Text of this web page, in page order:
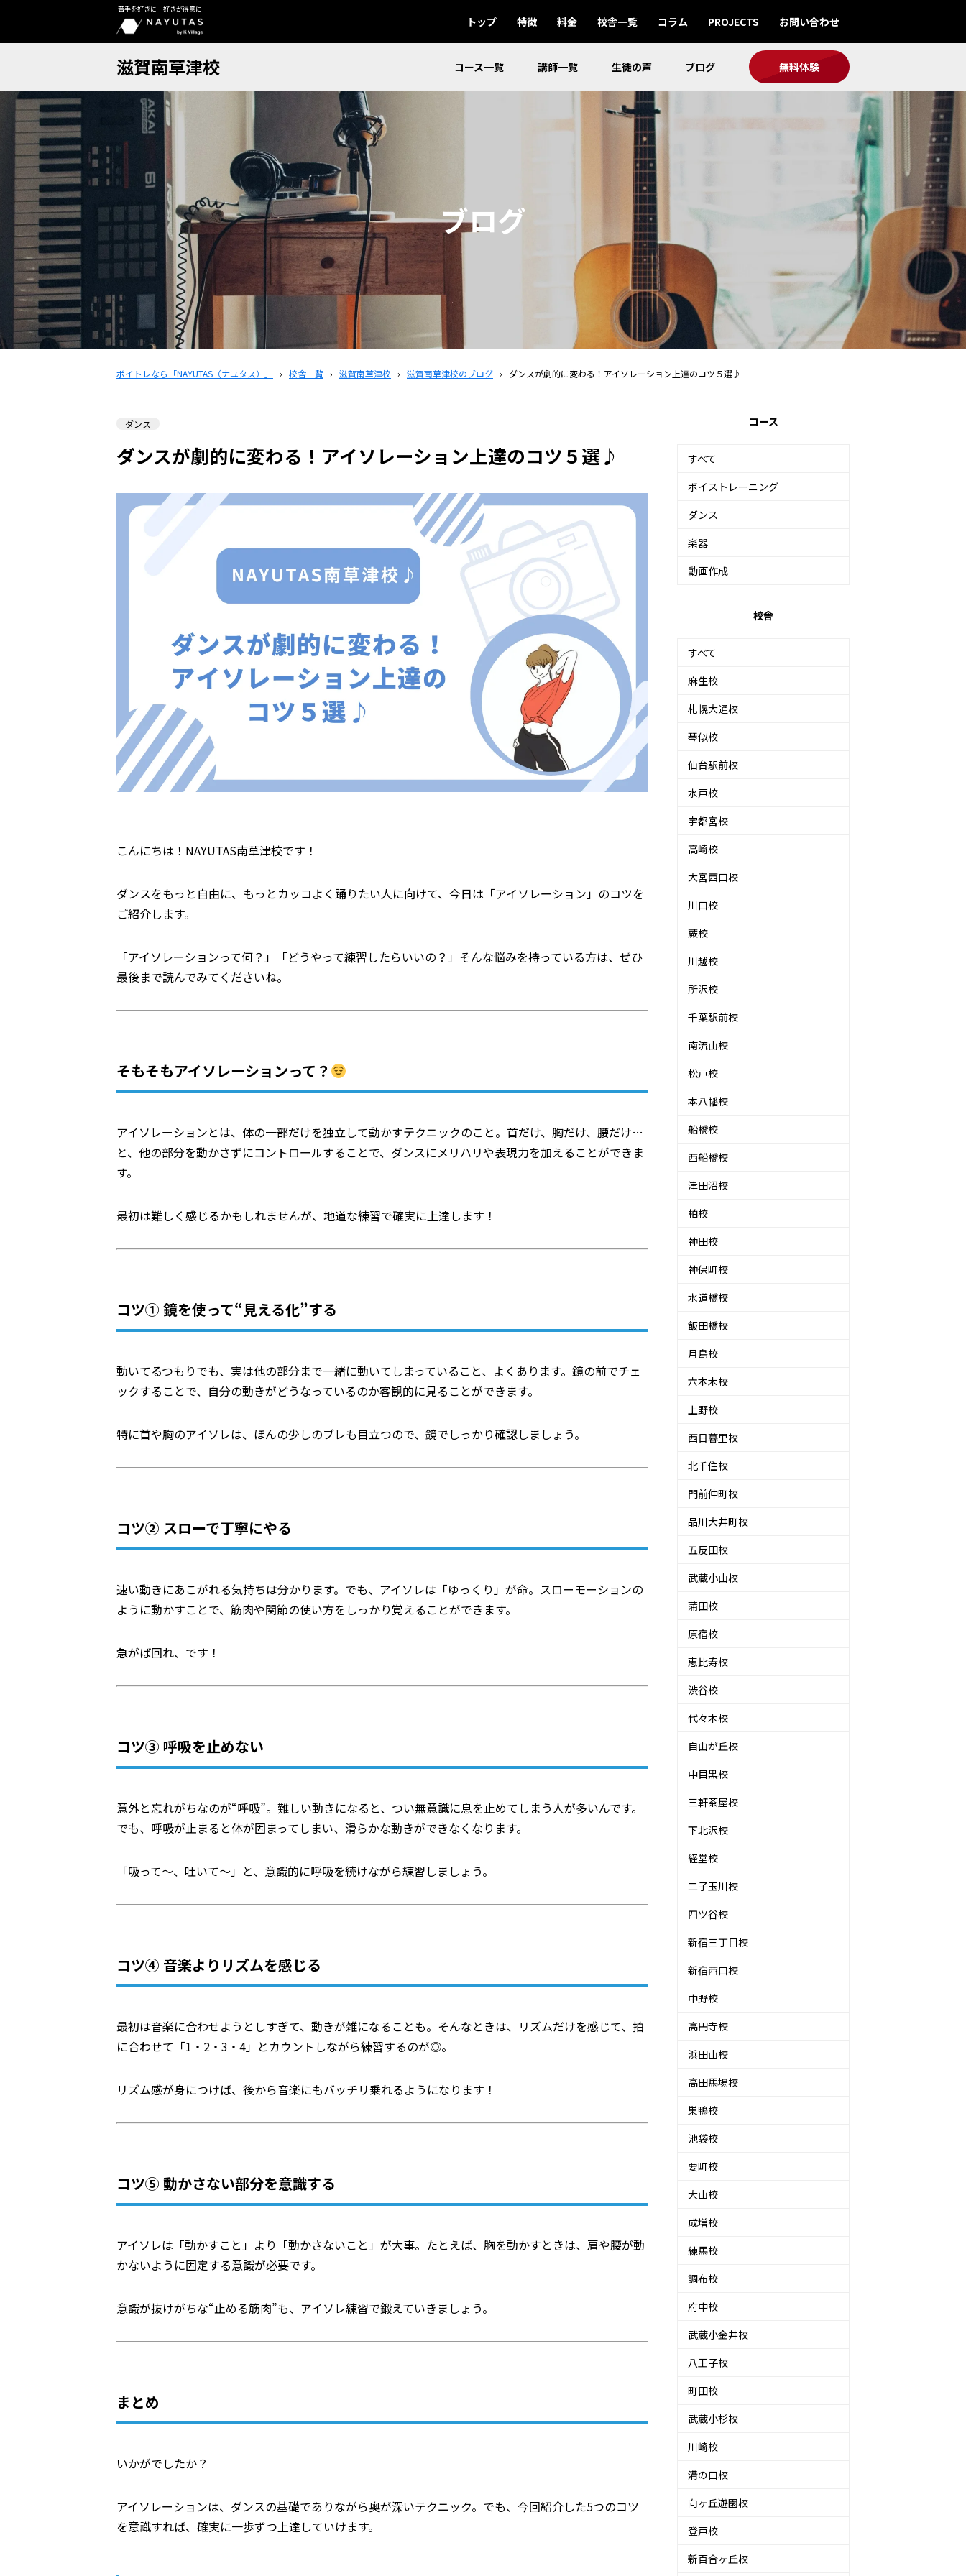
苦手を好きに 好きが得意に
トップ 特徴 料金 校舎一覧 コラム PROJECTS お問い合わせ
滋賀南草津校 コース一覧 講師一覧 生徒の声 ブログ 無料体験
ブログ
ボイトレなら「NAYUTAS（ナユタス）」 › 校舎一覧 › 滋賀南草津校 › 滋賀南草津校のブログ › ダンスが劇的に変わる！アイソレーション上達のコツ５選♪
ダンス
ダンスが劇的に変わる！アイソレーション上達のコツ５選♪
こんにちは！NAYUTAS南草津校です！
ダンスをもっと自由に、もっとカッコよく踊りたい人に向けて、今日は「アイソレーション」のコツを
ご紹介します。
「アイソレーションって何？」「どうやって練習したらいいの？」そんな悩みを持っている方は、ぜひ
最後まで読んでみてくださいね。
そもそもアイソレーションって？
アイソレーションとは、体の一部だけを独立して動かすテクニックのこと。首だけ、胸だけ、腰だけ…
と、他の部分を動かさずにコントロールすることで、ダンスにメリハリや表現力を加えることができま
す。
最初は難しく感じるかもしれませんが、地道な練習で確実に上達します！
コツ① 鏡を使って“見える化”する
動いてるつもりでも、実は他の部分まで一緒に動いてしまっていること、よくあります。鏡の前でチェ
ックすることで、自分の動きがどうなっているのか客観的に見ることができます。
特に首や胸のアイソレは、ほんの少しのブレも目立つので、鏡でしっかり確認しましょう。
コツ② スローで丁寧にやる
速い動きにあこがれる気持ちは分かります。でも、アイソレは「ゆっくり」が命。スローモーションの
ように動かすことで、筋肉や関節の使い方をしっかり覚えることができます。
急がば回れ、です！
コツ③ 呼吸を止めない
意外と忘れがちなのが“呼吸”。難しい動きになると、つい無意識に息を止めてしまう人が多いんです。
でも、呼吸が止まると体が固まってしまい、滑らかな動きができなくなります。
「吸って～、吐いて～」と、意識的に呼吸を続けながら練習しましょう。
コツ④ 音楽よりリズムを感じる
最初は音楽に合わせようとしすぎて、動きが雑になることも。そんなときは、リズムだけを感じて、拍
に合わせて「1・2・3・4」とカウントしながら練習するのが◎。
リズム感が身につけば、後から音楽にもバッチリ乗れるようになります！
コツ⑤ 動かさない部分を意識する
アイソレは「動かすこと」より「動かさないこと」が大事。たとえば、胸を動かすときは、肩や腰が動
かないように固定する意識が必要です。
意識が抜けがちな“止める筋肉”も、アイソレ練習で鍛えていきましょう。
まとめ
いかがでしたか？
アイソレーションは、ダンスの基礎でありながら奥が深いテクニック。でも、今回紹介した5つのコツ
を意識すれば、確実に一歩ずつ上達していけます。
コース
すべて
ボイストレーニング
ダンス
楽器
動画作成
校舎
すべて
麻生校
札幌大通校
琴似校
仙台駅前校
水戸校
宇都宮校
高崎校
大宮西口校
川口校
蕨校
川越校
所沢校
千葉駅前校
南流山校
松戸校
本八幡校
船橋校
西船橋校
津田沼校
柏校
神田校
神保町校
水道橋校
飯田橋校
月島校
六本木校
上野校
西日暮里校
北千住校
門前仲町校
品川大井町校
五反田校
武蔵小山校
蒲田校
原宿校
恵比寿校
渋谷校
代々木校
自由が丘校
中目黒校
三軒茶屋校
下北沢校
経堂校
二子玉川校
四ツ谷校
新宿三丁目校
新宿西口校
中野校
高円寺校
浜田山校
高田馬場校
巣鴨校
池袋校
要町校
大山校
成増校
練馬校
調布校
府中校
武蔵小金井校
八王子校
町田校
武蔵小杉校
川崎校
溝の口校
向ヶ丘遊園校
登戸校
新百合ヶ丘校